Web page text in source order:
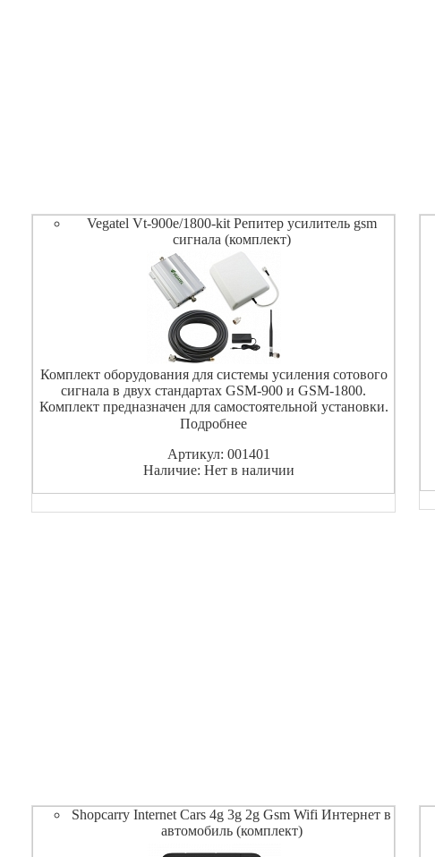
Vegatel Vt-900e/1800-kit Репитер усилитель gsm
сигнала (комплект)
Комплект оборудования для системы усиления сотового
сигнала в двух стандартах GSM-900 и GSM-1800.
Комплект предназначен для самостоятельной установки.
Коэффициент усиления не менее 60 дБ. Разъем N-Female.
Подробнее
Артикул: 001401
Наличие: Нет в наличии
Shopcarry Internet Cars 4g 3g 2g Gsm Wifi Интернет в
автомобиль (комплект)